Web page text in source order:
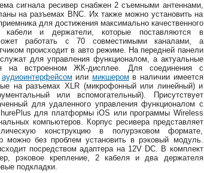
сигнала ресивер снабжен 2 съемными антеннами,
на разъемах BNC. Их также можно установить на
для достижения максимально качественного
кабели и держатели, которые поставляются в
работать с 70 совместимыми каналами, а
происходит в авто режиме. На передней панели
для управления функционалом, а актуальные
на встроенном ЖК-дисплее. Для соединения с
аудиоинтерфейсом или микшером в наличии имеется
на разъемах XLR (микрофонный или линейный) и
или вспомогательный). Присутствует
для удаленного управления функционалом с
для платформы iOS или программы Wireless
компьютеров. Корпус ресивера представляет
конструкцию в полурэковом формате,
можно без проблем установить в рэковый модуль.
посредством адаптера на 12V DC. В комплект
рэковое крепление, 2 кабеля и два держателя
подкладки.